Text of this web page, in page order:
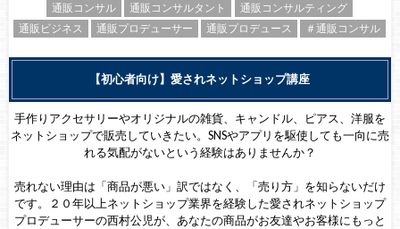
通販コンサル
通販コンサルタント
通販コンサルティング
通販ビジネス
通販プロデューサー 通販プロデュース ＃通販コンサル
【初心者向け】愛されネットショップ講座
手作りアクセサリーやオリジナルの雑貨、キャンドル、ピアス、洋服を
ネットショップで販売していきたい。SNSやアプリを駆使しても一向に売
れる気配がないという経験はありませんか？
売れない理由は「商品が悪い」訳ではなく、「売り方」を知らないだけ
です。２０年以上ネットショップ業界を経験した愛されネットショップ
プロデューサーの西村公児が、あなたの商品がお友達やお客様にもっと